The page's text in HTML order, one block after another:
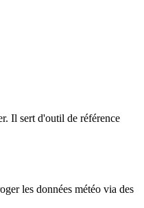
Il sert d'outil de référence
les données météo via des